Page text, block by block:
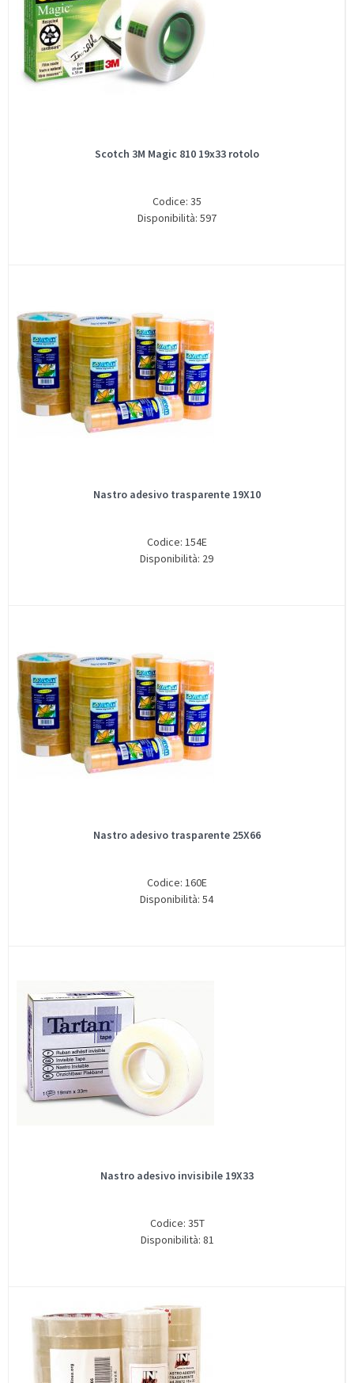
Scotch 3M Magic 810 19x33 rotolo
Codice: 35
Disponibilità: 597
Nastro adesivo trasparente 19X10
Codice: 154E
Disponibilità: 29
Nastro adesivo trasparente 25X66
Codice: 160E
Disponibilità: 54
Nastro adesivo invisibile 19X33
Codice: 35T
Disponibilità: 81